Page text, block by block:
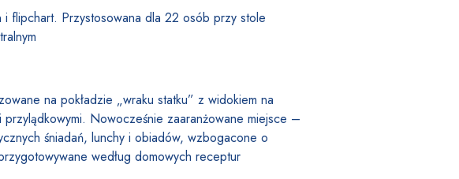
flipchart. Przystosowana dla 22 osób przy stole
na pokładzie „wraku statku” z widokiem na
przylądkowymi. Nowocześnie zaaranżowane miejsce –
śniadań, lunchy i obiadów, wzbogacone o
według domowych receptur